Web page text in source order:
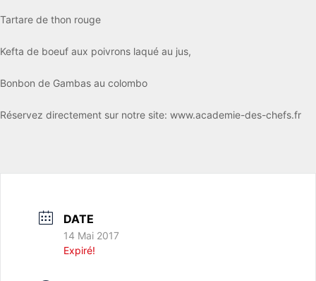
Tartare de thon rouge
Kefta de boeuf aux poivrons laqué au jus,
Bonbon de Gambas au colombo
Réservez directement sur notre site: www.academie-des-chefs.fr
DATE
14 Mai 2017
Expiré!